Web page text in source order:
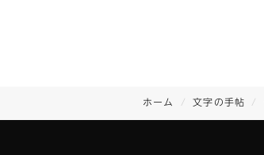
ホーム 文字の手帖